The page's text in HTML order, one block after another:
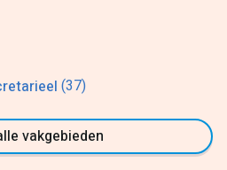
(37)
vakgebieden